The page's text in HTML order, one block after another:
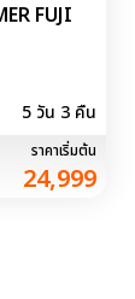
FUJI
5 วัน 3 คืน
ราคาเริ่มต้น
24,999